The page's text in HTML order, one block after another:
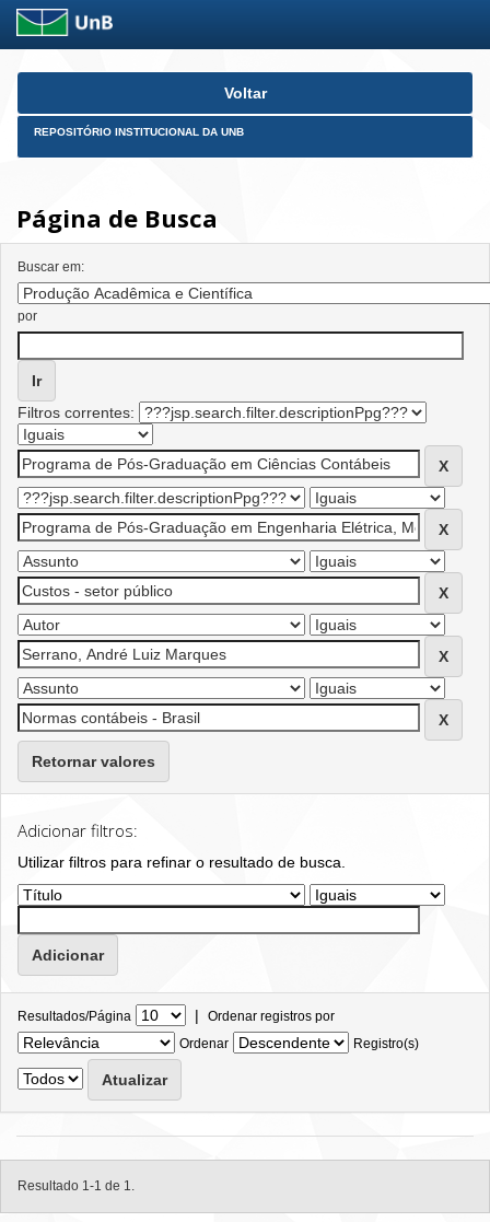
Skip
Voltar
REPOSITÓRIO INSTITUCIONAL DA UNB
Página de Busca
Buscar em:
por
Filtros correntes:
Retornar valores
Adicionar filtros:
Utilizar filtros para refinar o resultado de busca.
Resultados/Página | Ordenar registros por
Ordenar
Registro(s)
Resultado 1-1 de 1.